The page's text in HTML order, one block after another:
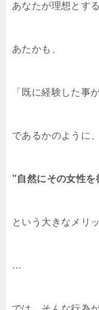
あなたが理想とす
あたかも、
「既に経験した事
であるかのように、
”自然にその女性
という大きなメリ
…